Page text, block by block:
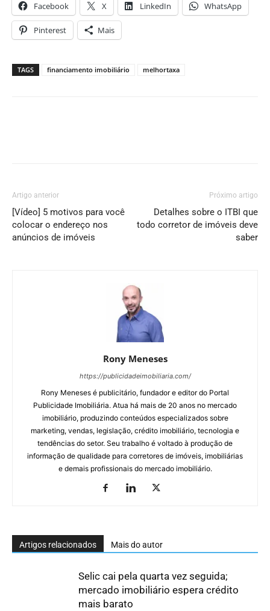
Facebook X LinkedIn WhatsApp
Pinterest Mais
TAGS financiamento imobiliário melhortaxa
Artigo anterior
[Vídeo] 5 motivos para você
colocar o endereço nos
anúncios de imóveis
Próximo artigo
Detalhes sobre o ITBI que
todo corretor de imóveis deve
saber
Rony Meneses
https://publicidadeimobiliaria.com/
Rony Meneses é publicitário, fundador e editor do Portal
Publicidade Imobiliária. Atua há mais de 20 anos no mercado
imobiliário, produzindo conteúdos especializados sobre
marketing, vendas, legislação, crédito imobiliário, tecnologia e
tendências do setor. Seu trabalho é voltado à produção de
informação de qualidade para corretores de imóveis, imobiliárias
e demais profissionais do mercado imobiliário.
Artigos relacionados Mais do autor
Selic cai pela quarta vez seguida;
mercado imobiliário espera crédito
mais barato